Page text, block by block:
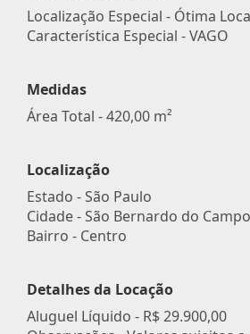
Localização Especial - Ótima
Característica Especial - VAGO
Medidas
Área Total - 420,00 m²
Localização
Estado -São Paulo
Cidade -São Bernardo do Campo
Bairro - Centro
Detalhes da Locação
Aluguel Líquido - R$ 29.900,00